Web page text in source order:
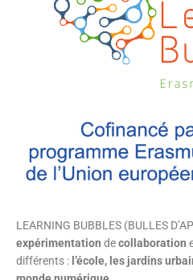
LEARNING BUBBLES (BULLES
expérimentation decollaboration
différents : l’école, les jardins